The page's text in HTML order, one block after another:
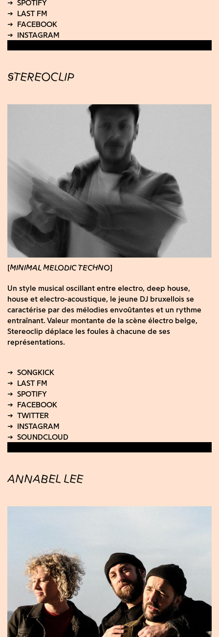
STEREOCLIP
MINIMAL MELODIC TECHNO
Un style musical oscillant entre electro, deep house,
house et electro-acoustique, le jeune DJ bruxellois se
caractérise par des mélodies envoûtantes et un rythme
entraînant. Valeur montante de la scène électro belge,
Stereoclip déplace les foules à chacune de ses
représentations.
ANNABEL LEE